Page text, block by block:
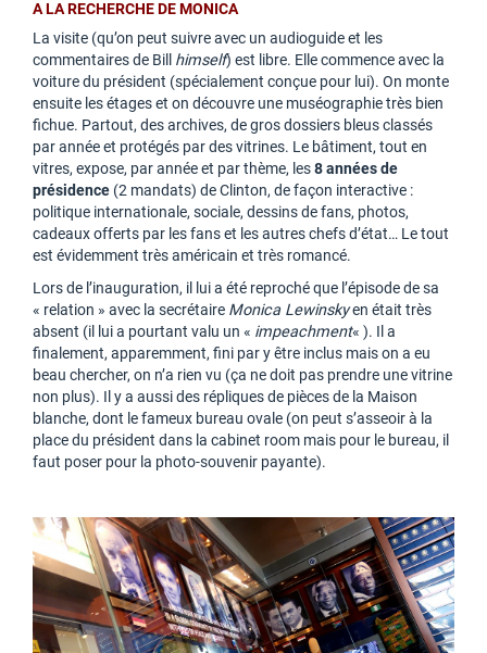
A LA RECHERCHE DE MONICA
La visite (qu’on peut suivre avec un audioguide et les
commentaires de Bill himself) est libre. Elle commence avec la
voiture du président (spécialement conçue pour lui). On monte
ensuite les étages et on découvre une muséographie très bien
fichue. Partout, des archives, de gros dossiers bleus classés
par année et protégés par des vitrines. Le bâtiment, tout en
vitres, expose, par année et par thème, les8 années de
présidence (2 mandats) de Clinton, de façon interactive :
politique internationale, sociale, dessins de fans, photos,
cadeaux offerts par les fans et les autres chefs d’état… Le tout
est évidemment très américain et très romancé.
Lors de l’inauguration, il lui a été reproché que l’épisode de sa
« relation » avec la secrétaire Monica Lewinskyen était très
absent (il lui a pourtant valu un « impeachment« ). Il a
finalement, apparemment, fini par y être inclus mais on a eu
beau chercher, on n’a rien vu (ça ne doit pas prendre une vitrine
non plus). Il y a aussi des répliques de pièces de la Maison
blanche, dont le fameux bureau ovale (on peut s’asseoir à la
place du président dans la cabinet room mais pour le bureau, il
faut poser pour la photo-souvenir payante).